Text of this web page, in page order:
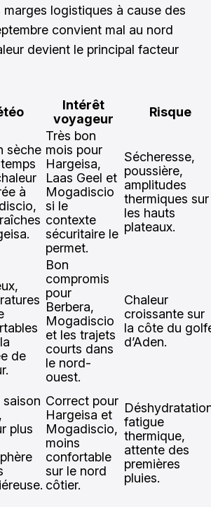
logistiques à cause des
convient mal au nord
devient le principal facteur
Intérêt
voyageur
Risque
sèche
à
Très bon
mois pour
Hargeisa,
Laas Geel et
Mogadiscio
si le
contexte
sécuritaire le
permet.
Sécheresse,
poussière,
amplitudes
thermiques sur
les hauts
plateaux.
de
Bon
compromis
pour
Berbera,
Mogadiscio
et les trajets
courts dans
le nord-
ouest.
Chaleur
croissante sur
la côte du
d’Aden.
saison
plus
Correct pour
Hargeisa et
Mogadiscio,
moins
confortable
sur le nord
côtier.
fatigue
thermique,
attente des
premières
pluies.